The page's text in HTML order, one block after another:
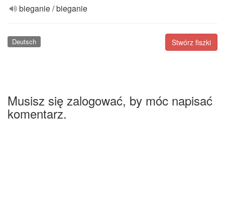
bieganie / bieganie
Stwórz fiszki
Deutsch
Musisz się zalogować, by móc napisać
komentarz.